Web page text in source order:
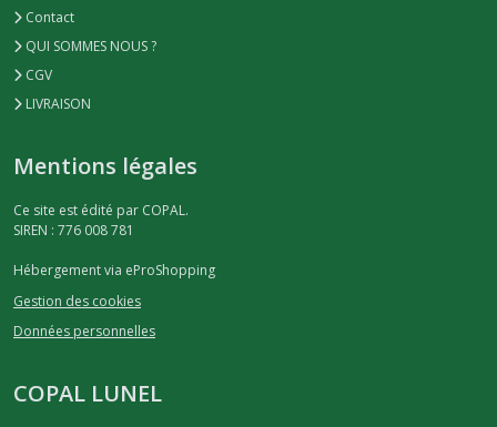
Contact
QUI SOMMES NOUS ?
CGV
LIVRAISON
Mentions légales
Ce site est édité par COPAL.
SIREN : 776 008 781
Hébergement via eProShopping
Gestion des cookies
Données personnelles
COPAL LUNEL